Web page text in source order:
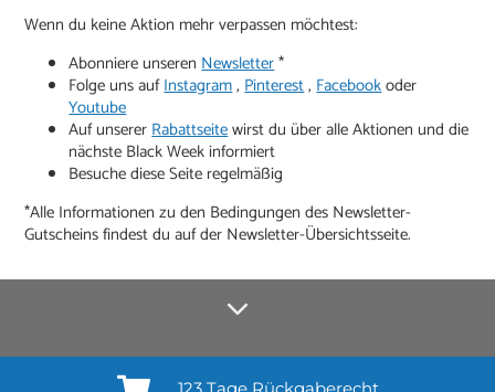
Wenn du keine Aktion mehr verpassen möchtest:
Abonniere unserenNewsletter*
Folge uns aufInstagram,Pinterest,Facebookoder
Youtube
Auf unsererRabattseitewirst du über alle Aktionen und die
nächste Black Week informiert
Besuche diese Seite regelmäßig
*Alle Informationen zu den Bedingungen des Newsletter-
Gutscheins findest du auf der Newsletter-Übersichtsseite.